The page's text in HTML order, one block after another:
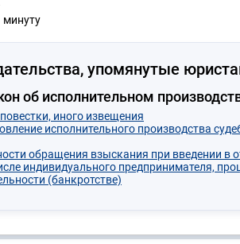
минуту
упомянутые
об исполнительном
иного извещения
исполнительного производства
обращения взыскания при введении в
индивидуального предпринимателя,
(банкротстве)